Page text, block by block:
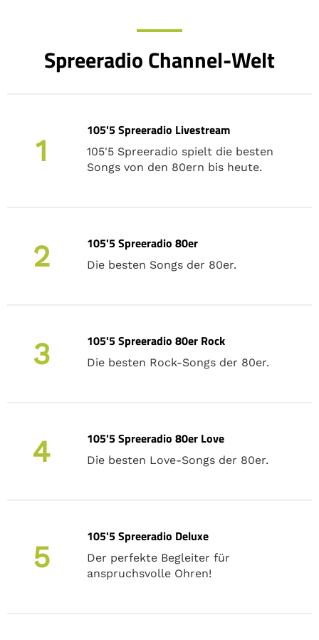
Spreeradio Channel-Welt
1
105'5 Spreeradio Livestream
105'5 Spreeradio spielt die besten
Songs von den 80ern bis heute.
2 105'5 Spreeradio 80er
Die besten Songs der 80er.
3 105'5 Spreeradio 80er Rock
Die besten Rock-Songs der 80er.
4 105'5 Spreeradio 80er Love
Die besten Love-Songs der 80er.
5
105'5 Spreeradio Deluxe
Der perfekte Begleiter für
anspruchsvolle Ohren!